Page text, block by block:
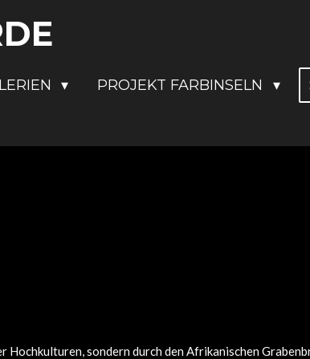
PROJEKT FARBINSELN
sondern durch den Afrikanischen